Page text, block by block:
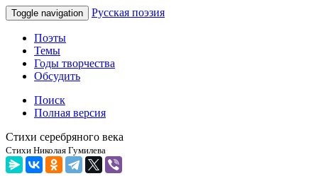
Toggle navigation Русская поэзия
Поэты
Темы
Годы творчества
Обсудить
Поиск
Полная версия
Стихи серебряного века
Стихи Николая Гумилева